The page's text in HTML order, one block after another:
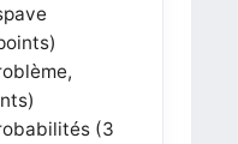
(3